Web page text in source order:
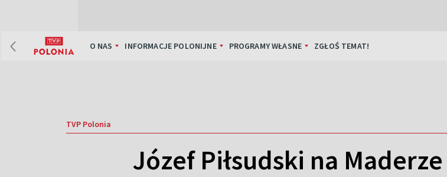
O NAS INFORMACJE POLONIJNE PROGRAMY WŁASNE ZGŁOŚ TEMAT!
TVP Polonia
Józef Piłsudski na Maderze